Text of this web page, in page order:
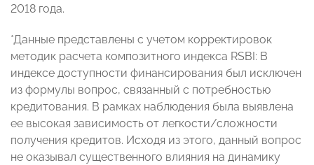
2018 года.
*Данные представлены с учетом корректировок
методик расчета композитного индекса RSBI: В
индексе доступности финансирования был исключен
из формулы вопрос, связанный с потребностью
кредитования. В рамках наблюдения была выявлена
ее высокая зависимость от легкости/сложности
получения кредитов. Исходя из этого, данный вопрос
не оказывал существенного влияния на динамику